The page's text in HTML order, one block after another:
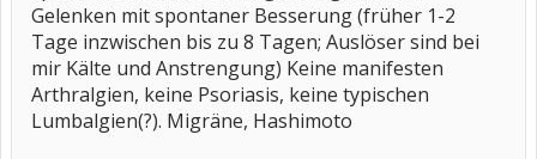
Gelenken mit spontaner Besserung (früher 1-2
Tage inzwischen bis zu 8 Tagen; Auslöser sind bei
mir Kälte und Anstrengung) Keine manifesten
Arthralgien, keine Psoriasis, keine typischen
Lumbalgien(?). Migräne, Hashimoto